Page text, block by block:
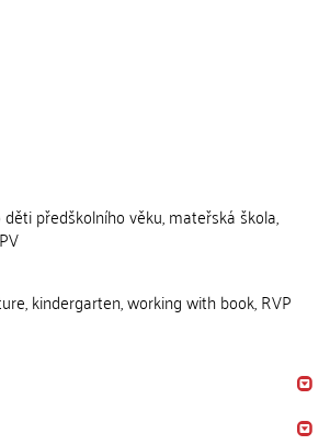
předškolního věku, mateřská škola,
kindergarten, working with book, RVP